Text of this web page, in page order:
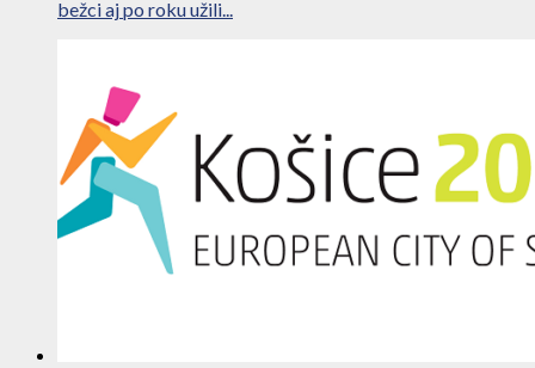
bežci aj po roku užili...